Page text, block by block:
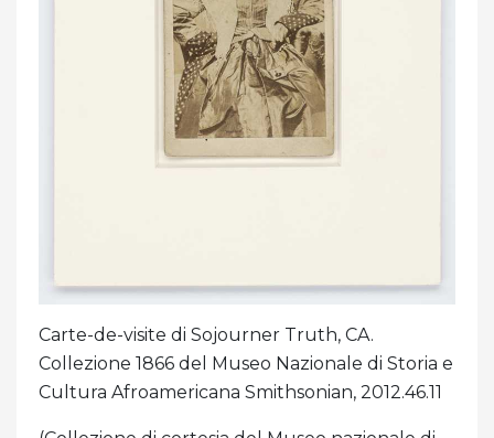
Carte-de-visite di Sojourner Truth, CA.
Collezione 1866 del Museo Nazionale di Storia e
Cultura Afroamericana Smithsonian, 2012.46.11